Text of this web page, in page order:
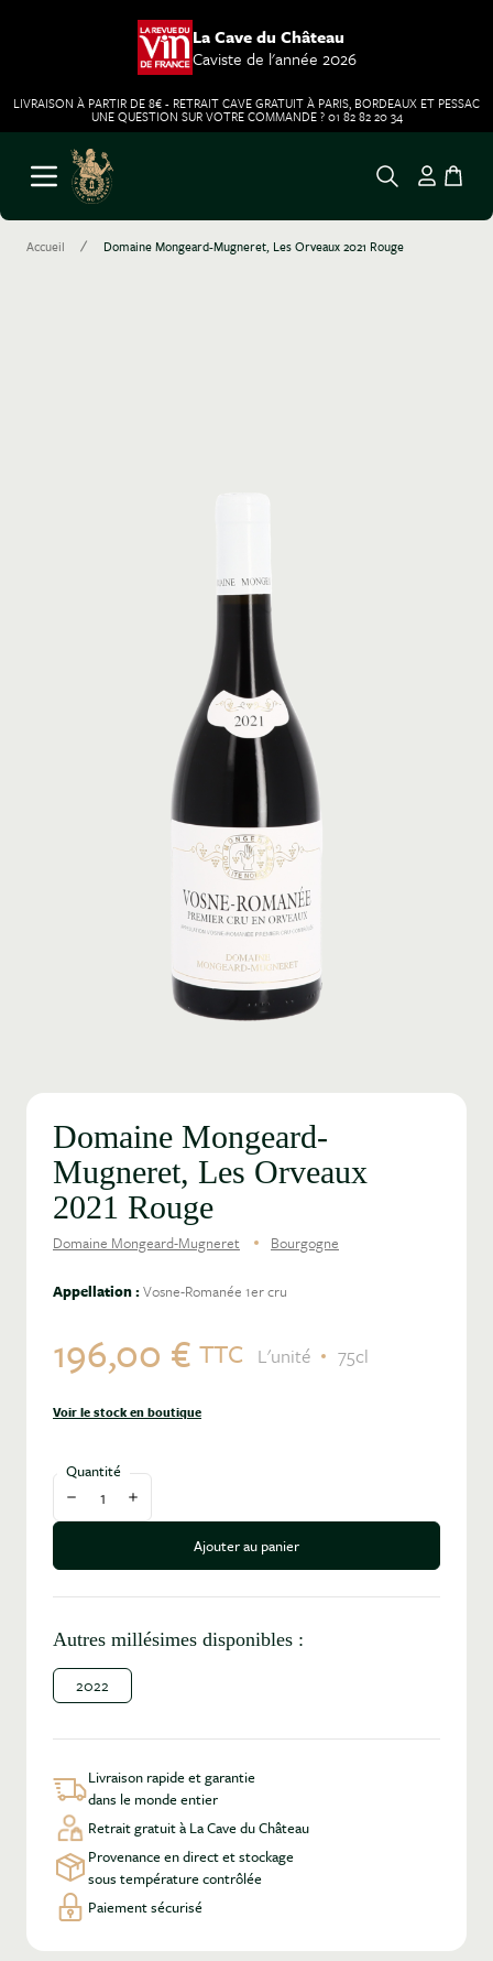
La Cave du Château
Caviste de l'année 2026
LIVRAISON À PARTIR DE 8€ - RETRAIT CAVE GRATUIT À PARIS, BORDEAUX ET PESSAC
UNE QUESTION SUR VOTRE COMMANDE ? 01 82 82 20 34
Aller au contenu
Ouvrir le menu
Accueil / Domaine Mongeard-Mugneret, Les Orveaux 2021 Rouge
Domaine Mongeard-
Mugneret, Les Orveaux
2021 Rouge
Domaine Mongeard-Mugneret Bourgogne
Appellation :Vosne-Romanée 1er cru
196,00 € TTC L'unité 75cl
Voir le stock en boutique
Quantité
Diminuer la quantité
Augmenter la quantité
Ajouter au panier
Autres millésimes disponibles :
2022
Livraison rapide et garantie
dans le monde entier
Retrait gratuit à La Cave du Château
Provenance en direct et stockage
sous température contrôlée
Paiement sécurisé